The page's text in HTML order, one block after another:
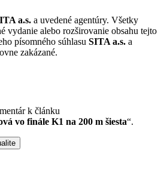
a.s. a uvedené agentúry. Všetky
vydanie alebo rozširovanie obsahu tejto
písomného súhlasu SITA a.s. a
zakázané.
k článku
vo finále K1 na 200 m šiesta“.